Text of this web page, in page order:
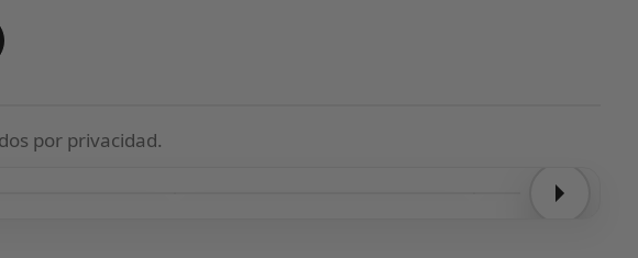
por privacidad.